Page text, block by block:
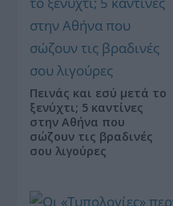
Πεινάς και εσύ μετά το
ξενύχτι; 5 καντίνες
στην Αθήνα που
σώζουν τις βραδινές
σου λιγούρες